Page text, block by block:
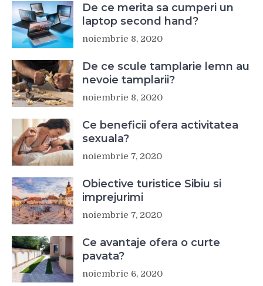
De ce merita sa cumperi un
laptop second hand?
noiembrie 8, 2020
De ce scule tamplarie lemn au
nevoie tamplarii?
noiembrie 8, 2020
Ce beneficii ofera activitatea
sexuala?
noiembrie 7, 2020
Obiective turistice Sibiu si
imprejurimi
noiembrie 7, 2020
Ce avantaje ofera o curte
pavata?
noiembrie 6, 2020